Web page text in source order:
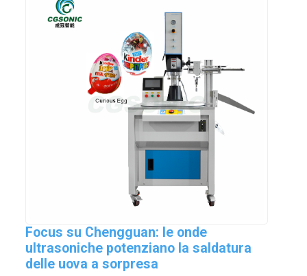
Focus su Chengguan: le onde
ultrasoniche potenziano la saldatura
delle uova a sorpresa